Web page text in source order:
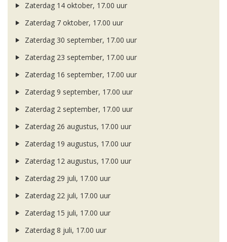
Zaterdag 14 oktober, 17.00 uur
Zaterdag 7 oktober, 17.00 uur
Zaterdag 30 september, 17.00 uur
Zaterdag 23 september, 17.00 uur
Zaterdag 16 september, 17.00 uur
Zaterdag 9 september, 17.00 uur
Zaterdag 2 september, 17.00 uur
Zaterdag 26 augustus, 17.00 uur
Zaterdag 19 augustus, 17.00 uur
Zaterdag 12 augustus, 17.00 uur
Zaterdag 29 juli, 17.00 uur
Zaterdag 22 juli, 17.00 uur
Zaterdag 15 juli, 17.00 uur
Zaterdag 8 juli, 17.00 uur